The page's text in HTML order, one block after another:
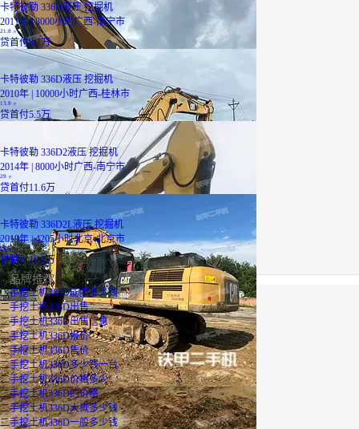
卡特彼勒 336D液压 挖掘机
2011年 | 8000小时广西-南宁市
21.8 万
贷首付8.7万
卡特彼勒 336D液压 挖掘机
2010年 | 10000小时广西-桂林市
13.8 万
贷首付5.5万
卡特彼勒 336D2液压 挖掘机
2014年 | 8000小时广西-南宁市
29 万
贷首付11.6万
卡特彼勒 336D2L液压 挖掘机
2019年 | 4205小时北京-北京市
25.5万
贷首付10.2万
品牌推荐
二手挖土机336D能卖多少钱
二手挖土机336D出售
二手挖土机336D出售信息
二手挖土机336D报价
二手挖土机336D售价
二手挖土机336D多少钱一台
二手挖土机336D价格多少
二手挖土机336D的价格
二手挖土机336D大概多少钱
二手挖土机336D一般多少钱